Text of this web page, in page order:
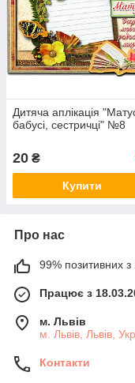
Дитяча аплікація
бабусі, сестричці" №8
20 ₴
Купити
Про нас
99% позитивних з
Працює з
м. Львів
м. Львів, Львів,
Контакти